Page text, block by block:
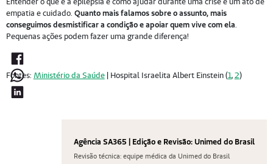
empatia e cuidado. Quanto mais falamos sobre o assunto, mais
conseguimos desmistificar a condição e apoiar quem vive com ela.
Pequenas ações podem fazer uma grande diferença!
Fontes: Ministério da Saúde| Hospital Israelita Albert Einstein (1,2)
Agência SA365 | Edição e Revisão: Unimed do Brasil
Revisão técnica: equipe médica da Unimed do Brasil